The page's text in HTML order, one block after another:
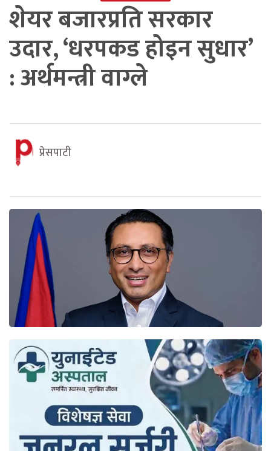
शेयर बजारप्रति सरकार
उदार, ‘धरपकड होइन सुधार’
: अर्थमन्त्री वाग्ले
प्रेसपाटी